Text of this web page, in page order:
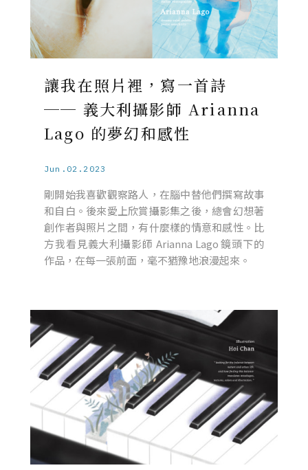
讓我在照片裡，寫一首詩
── 義大利攝影師 Arianna
Lago 的夢幻和感性
Jun.02.2023
剛開始我喜歡觀察路人，在腦中替他們撰寫故事
和自白。後來愛上欣賞攝影集之後，總會幻想著
創作者與照片之間，有什麼樣的情意和感性。比
方我看見義大利攝影師 Arianna Lago 鏡頭下的
作品，在每一張前面，毫不猶豫地浪漫起來。